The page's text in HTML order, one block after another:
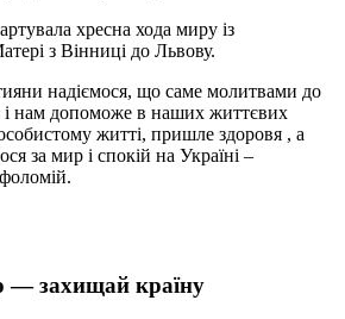
хресна хода миру із
з Вінниці до Львову.
надіємося, що саме молитвами до
і нам допоможе в наших життєвих
житті, пришле здоровя , а
за мир і спокій на Україні –
— захищай країну